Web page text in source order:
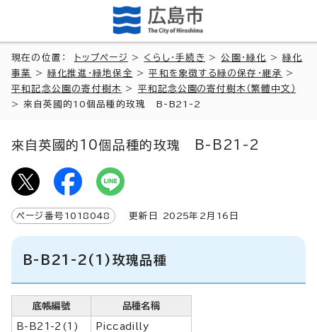
現在の位置： トップページ > くらし・手続き >公園・緑化 >緑化
事業
>緑化推進・緑地保全 >平和を象徴する緑の保存・継承
>
平和記念公園の寄付樹木
> 平和記念公園の寄付樹木（繁體中文）
>來自英國的10個品種的玫瑰 B-B21-2
來自英國的10個品種的玫瑰 B-B21-2
ページ番号 1018048 更新日 2025年2月 16 日
B-B21-2(1)玫瑰品種
底帳編號 品種名稱
B-B21-2(1) Piccadilly